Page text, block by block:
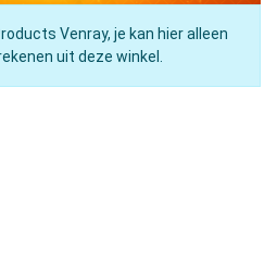
Venray, je kan hier alleen
uit deze winkel.